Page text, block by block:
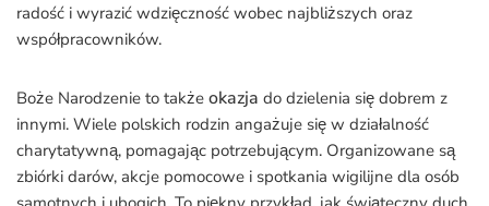
radość i wyrazić wdzięczność wobec najbliższych oraz
współpracowników.
Boże Narodzenie to także okazja do dzielenia się dobrem z
innymi. Wiele polskich rodzin angażuje się w działalność
charytatywną, pomagając potrzebującym. Organizowane są
zbiórki darów, akcje pomocowe i spotkania wigilijne dla osób